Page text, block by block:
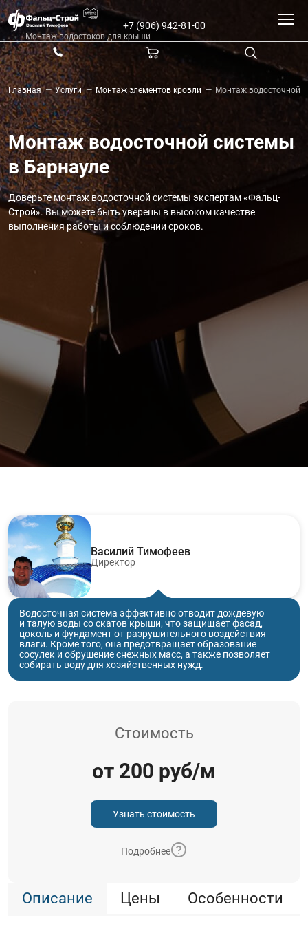
Монтаж водостоков для крыши
+7 (906) 942-81-00
Главная — Услуги — Монтаж элементов кровли — Монтаж водосточной
Монтаж водосточной системы
в Барнауле
Доверьте монтаж водосточной системы экспертам «Фальц-
Строй». Вы можете быть уверены в высоком качестве
выполнения работы и соблюдении сроков.
Василий Тимофеев
Директор
Водосточная система эффективно отводит дождевую
и талую воды со скатов крыши, что защищает фасад,
цоколь и фундамент от разрушительного воздействия
влаги. Кроме того, она предотвращает образование
сосулек и обрушение снежных масс, а также позволяет
собирать воду для хозяйственных нужд.
Описание Цены Особенности
Стоимость
от 200 руб/м
Узнать стоимость
Подробнее